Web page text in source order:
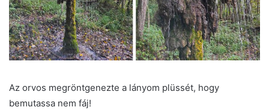
Az orvos megröntgenezte a lányom plüssét, hogy
bemutassa nem fáj!